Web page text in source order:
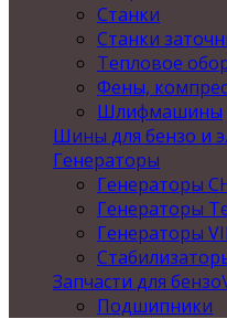
Станки
Станки
Тепловое
Фены,
Шлифмашины
Шины для бензо и
Генераторы
Генераторы
Генераторы
Генераторы
Запчасти для
Подшипники